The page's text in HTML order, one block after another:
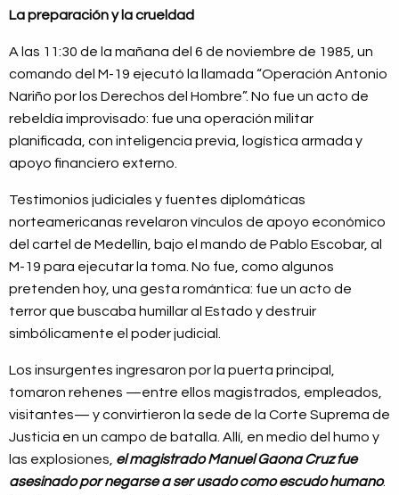
La preparación y la crueldad
A las 11:30 de la mañana del 6 de noviembre de 1985, un
comando del M-19 ejecutó la llamada “Operación Antonio
Nariño por los Derechos del Hombre”. No fue un acto de
rebeldía improvisado: fue una operación militar
planificada, con inteligencia previa, logística armada y
apoyo financiero externo.
Testimonios judiciales y fuentes diplomáticas
norteamericanas revelaron vínculos de apoyo económico
del cartel de Medellín, bajo el mando de Pablo Escobar, al
M-19 para ejecutar la toma. No fue, como algunos
pretenden hoy, una gesta romántica: fue un acto de
terror que buscaba humillar al Estado y destruir
simbólicamente el poder judicial.
Los insurgentes ingresaron por la puerta principal,
tomaron rehenes —entre ellos magistrados, empleados,
visitantes— y convirtieron la sede de la Corte Suprema de
Justicia en un campo de batalla. Allí, en medio del humo y
las explosiones, el magistrado Manuel Gaona Cruz fue
asesinado por negarse a ser usado como escudo humano.